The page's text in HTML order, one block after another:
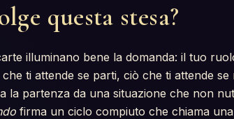
questa stesa?
illuminano bene la domanda: il tuo
ti attende se parti, ciò che ti attende
la partenza da una situazione che non
firma un ciclo compiuto che chiama